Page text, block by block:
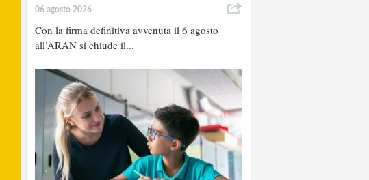
06 agosto 2026
Con la firma definitiva avvenuta il 6 agosto
all’ARAN si chiude il...